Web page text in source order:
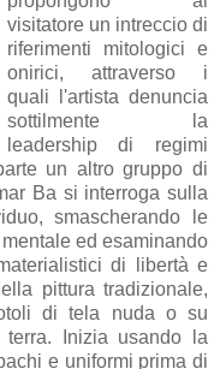
visitatore un intreccio di
riferimenti mitologici e
onirici, attraverso i
quali l'artista denuncia
sottilmente la
leadership di regimi
un altro gruppo di
Ba si interroga sulla
smascherando le
ed esaminando
di libertà e
pittura tradizionale,
di tela nuda o su
Inizia usando la
e uniformi prima di